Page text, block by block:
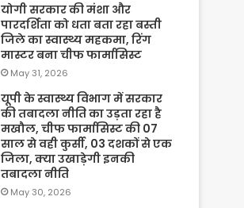
योगी सरकार की मंशा और
पारदर्शिता को धता बता रहा बस्ती
जिले का स्वास्थ्य महकमा, रिंग
मास्टर बना चीफ फार्मासिस्ट
May 31, 2026
यूपी के स्वास्थ्य विभाग में सरकार
की तबादला नीति का उड़ता रहा है
मखौल, चीफ फार्मासिस्ट की 07
साल से वही कुर्सी, 03 दशकों से एक
जिला, क्या उखाड़ेगी इनकी
तबादला नीति
May 30, 2026